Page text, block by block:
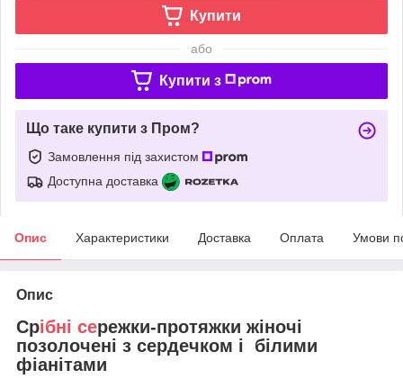
Купити
або
Купити з
Що таке купити з Пром?
Замовлення під захистом
Доступна доставка
Опис Характеристики Доставка Оплата Умови
Опис
Срібні сережки-протяжки жіночі
позолочені з сердечком і білими
фіанітами